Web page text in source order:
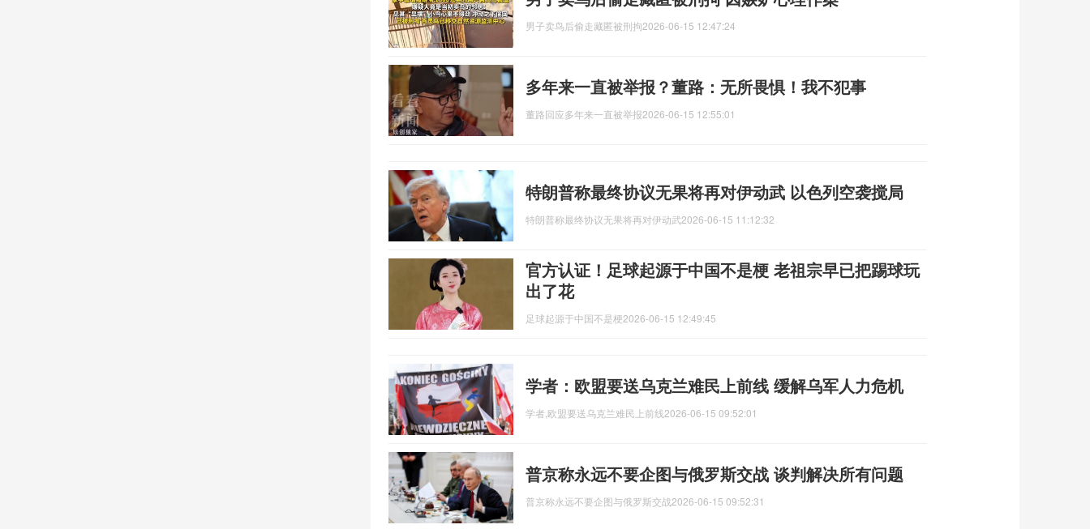
男子卖鸟后偷走藏匿被刑拘2026-06-15 12:47:24
多年来一直被举报？董路：无所畏惧！我不犯事
董路回应多年来一直被举报2026-06-15 12:55:01
特朗普称最终协议无果将再对伊动武 以色列空袭搅局
特朗普称最终协议无果将再对伊动武2026-06-15 11:12:32
官方认证！足球起源于中国不是梗 老祖宗早已把踢球玩
出了花
足球起源于中国不是梗2026-06-15 12:49:45
学者：欧盟要送乌克兰难民上前线 缓解乌军人力危机
学者,欧盟要送乌克兰难民上前线2026-06-15 09:52:01
普京称永远不要企图与俄罗斯交战 谈判解决所有问题
普京称永远不要企图与俄罗斯交战2026-06-15 09:52:31